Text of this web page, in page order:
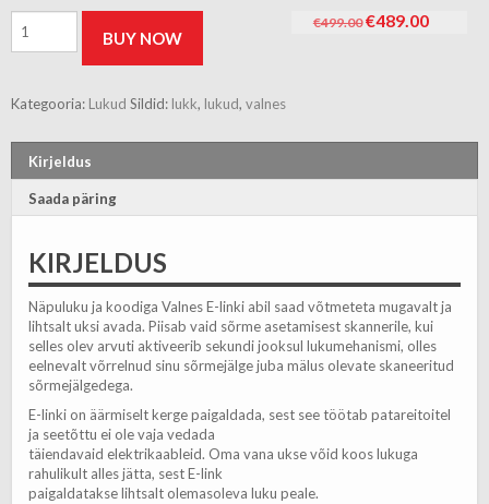
€499.00 Algne
€489.00Current
E-
kood
kogus
BUY NOW
Kategooria: Lukud Sildid: lukk, lukud, valnes
Kirjeldus
Saada päring
KIRJELDUS
Näpuluku ja koodiga Valnes E-linki abil saad võtmeteta mugavalt ja
lihtsalt uksi avada. Piisab vaid sõrme asetamisest skannerile, kui
selles olev arvuti aktiveerib sekundi jooksul lukumehanismi, olles
eelnevalt võrrelnud sinu sõrmejälge juba mälus olevate skaneeritud
sõrmejälgedega.
E-linki on äärmiselt kerge paigaldada, sest see töötab patareitoitel
ja seetõttu ei ole vaja vedada
täiendavaid elektrikaableid. Oma vana ukse võid koos lukuga
rahulikult alles jätta, sest E-link
paigaldatakse lihtsalt olemasoleva luku peale.